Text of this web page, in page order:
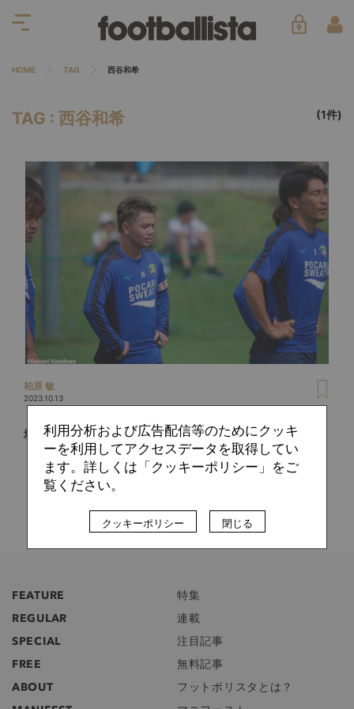
HOME TAG 西谷和希
TAG : 西谷和希 (1件)
柏原 敏
2023.10.13
塊、徳島・西谷和希のマニアックドリブル道
FEATURE
特集
REGULAR
連載
SPECIAL
注目記事
FREE
無料記事
ABOUT
フットボリスタとは？
利用分析および広告配信等のためにクッキ
ーを利用してアクセスデータを取得してい
ます。詳しくは「クッキーポリシー」をご
覧ください。
クッキーポリシー 閉じる